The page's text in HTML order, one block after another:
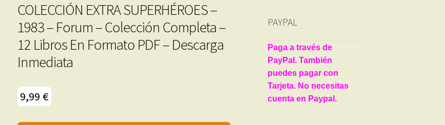
COLECCIÓN EXTRA SUPERHÉROES –
1983 – Forum – Colección Completa –
12 Libros En Formato PDF – Descarga
Inmediata
9,99 €
PAYPAL
Paga a través de
PayPal. También
puedes pagar con
Tarjeta. No necesitas
cuenta en Paypal.